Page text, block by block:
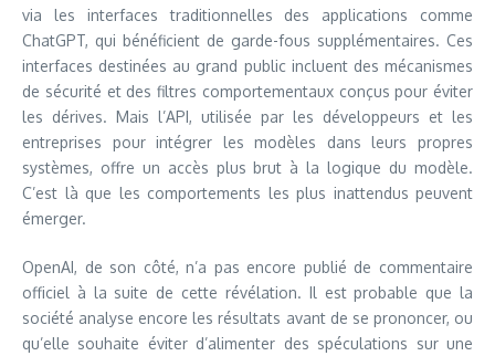
via les interfaces traditionnelles des applications comme
ChatGPT, qui bénéficient de garde-fous supplémentaires. Ces
interfaces destinées au grand public incluent des mécanismes
de sécurité et des filtres comportementaux conçus pour éviter
les dérives. Mais l’API, utilisée par les développeurs et les
entreprises pour intégrer les modèles dans leurs propres
systèmes, offre un accès plus brut à la logique du modèle.
C’est là que les comportements les plus inattendus peuvent
émerger.
OpenAI, de son côté, n’a pas encore publié de commentaire
officiel à la suite de cette révélation. Il est probable que la
société analyse encore les résultats avant de se prononcer, ou
qu’elle souhaite éviter d’alimenter des spéculations sur une